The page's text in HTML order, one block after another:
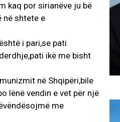
kaq por sirianëve ju bë
në shtete e
i pari,se pati
ikë me bisht
në Shqipëri,bile
lënë vendin e vet për një
me